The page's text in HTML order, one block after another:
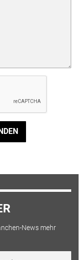
News mehr